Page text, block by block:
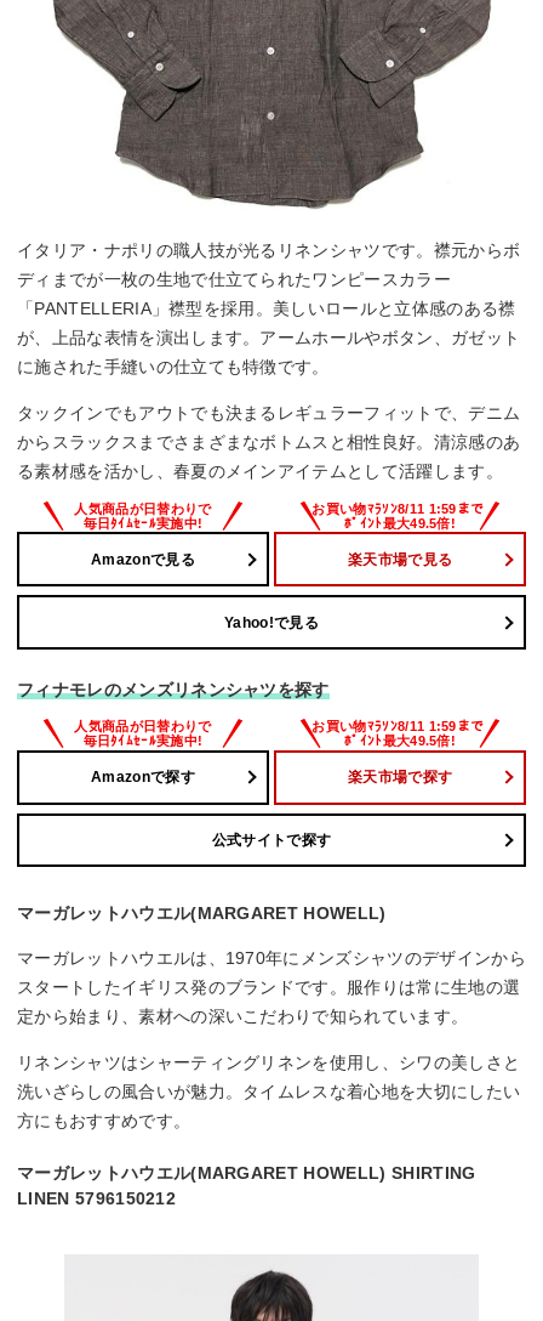
イタリア・ナポリの職人技が光るリネンシャツです。襟元からボ
ディまでが一枚の生地で仕立てられたワンピースカラー
「PANTELLERIA」襟型を採用。美しいロールと立体感のある襟
が、上品な表情を演出します。アームホールやボタン、ガゼット
に施された手縫いの仕立ても特徴です。
タックインでもアウトでも決まるレギュラーフィットで、デニム
からスラックスまでさまざまなボトムスと相性良好。清涼感のあ
る素材感を活かし、春夏のメインアイテムとして活躍します。
Amazonで見る 楽天市場で見る
Yahoo!で見る
フィナモレのメンズリネンシャツを探す
Amazonで探す 楽天市場で探す
公式サイトで探す
マーガレットハウエル(MARGARET HOWELL)
マーガレットハウエルは、1970年にメンズシャツのデザインから
スタートしたイギリス発のブランドです。服作りは常に生地の選
定から始まり、素材への深いこだわりで知られています。
リネンシャツはシャーティングリネンを使用し、シワの美しさと
洗いざらしの風合いが魅力。タイムレスな着心地を大切にしたい
方にもおすすめです。
マーガレットハウエル(MARGARET HOWELL) SHIRTING
LINEN 5796150212